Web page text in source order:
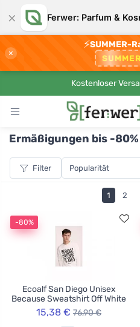
× Ferwer: Parfum &
×
⚡SUMMER-
SUMMER
Kostenloser
Ermäßigungen bis -80%
Filter
1 2
-80%
Ecoalf San Diego Unisex
Because Sweatshirt Off White
15,38 € 76,90 €